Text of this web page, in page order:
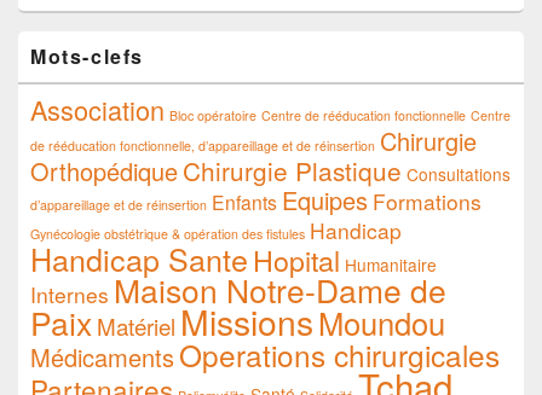
Mots-clefs
Association Bloc opératoire Centre de rééducation fonctionnelle Centre
de rééducation fonctionnelle, d’appareillage et de réinsertion Chirurgie
OrthopédiqueChirurgie Plastique Consultations
d’appareillage et de réinsertion Enfants Equipes Formations
Gynécologie obstétrique & opération des fistules Handicap
Handicap Sante Hopital Humanitaire
Internes Maison Notre-Dame de
PaixMatériel MissionsMoundou
MédicamentsOperations chirurgicales